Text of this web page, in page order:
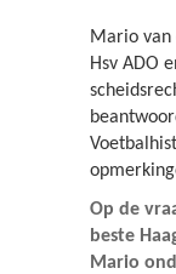
Mario van
Hsv ADO
Op de
beste
Mario